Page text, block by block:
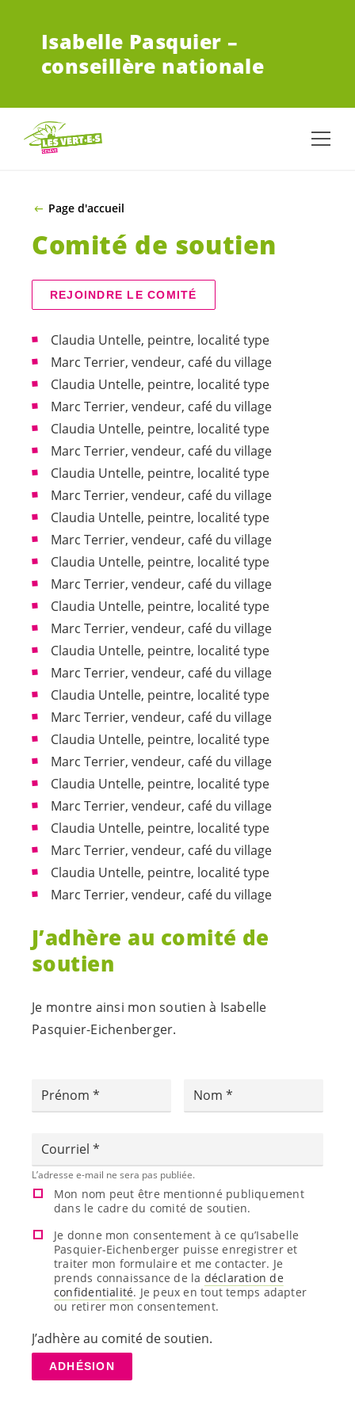
Isabelle Pasquier –
conseillère nationale
Page d'accueil
Comité de soutien
REJOINDRE LE COMITÉ
Claudia Untelle, peintre, localité type
Marc Terrier, vendeur, café du village
Claudia Untelle, peintre, localité type
Marc Terrier, vendeur, café du village
Claudia Untelle, peintre, localité type
Marc Terrier, vendeur, café du village
Claudia Untelle, peintre, localité type
Marc Terrier, vendeur, café du village
Claudia Untelle, peintre, localité type
Marc Terrier, vendeur, café du village
Claudia Untelle, peintre, localité type
Marc Terrier, vendeur, café du village
Claudia Untelle, peintre, localité type
Marc Terrier, vendeur, café du village
Claudia Untelle, peintre, localité type
Marc Terrier, vendeur, café du village
Claudia Untelle, peintre, localité type
Marc Terrier, vendeur, café du village
Claudia Untelle, peintre, localité type
Marc Terrier, vendeur, café du village
Claudia Untelle, peintre, localité type
Marc Terrier, vendeur, café du village
Claudia Untelle, peintre, localité type
Marc Terrier, vendeur, café du village
Claudia Untelle, peintre, localité type
Marc Terrier, vendeur, café du village
J’adhère au comité de
soutien
Je montre ainsi mon soutien à Isabelle
Pasquier-Eichenberger.
Prénom Nom
Courriel
L’adresse e-mail ne sera pas publiée.
Mon nom peut être mentionné publiquement
dans le cadre du comité de soutien.
Je donne mon consentement à ce qu’Isabelle
Pasquier-Eichenberger puisse enregistrer et
traiter mon formulaire et me contacter. Je
prends connaissance de la déclaration de
confidentialité. Je peux en tout temps adapter
ou retirer mon consentement.
ADHÉSION
J’adhère au comité de soutien.